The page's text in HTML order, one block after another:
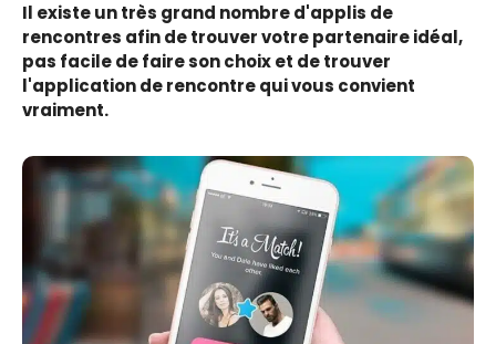
Il existe un très grand nombre d'applis de
rencontres afin de trouver votre partenaire idéal,
pas facile de faire son choix et de trouver
l'application de rencontre qui vous convient
vraiment.